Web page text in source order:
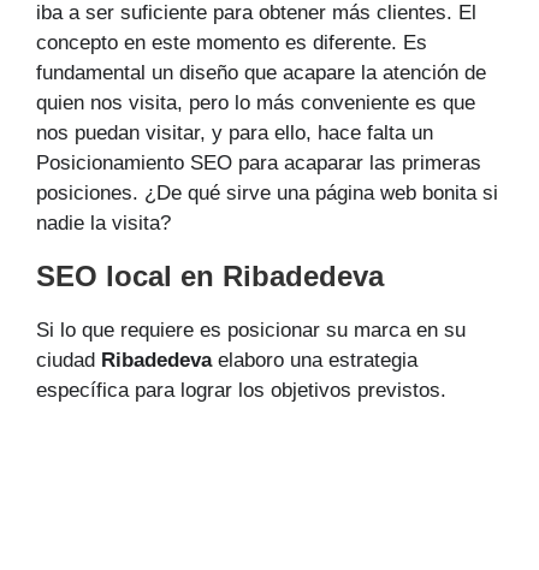
iba a ser suficiente para obtener más clientes. El
concepto en este momento es diferente. Es
fundamental un diseño que acapare la atención de
quien nos visita, pero lo más conveniente es que
nos puedan visitar, y para ello, hace falta un
Posicionamiento SEO para acaparar las primeras
posiciones. ¿De qué sirve una página web bonita si
nadie la visita?
SEO local en Ribadedeva
Si lo que requiere es posicionar su marca en su
ciudad Ribadedevaelaboro una estrategia
específica para lograr los objetivos previstos.